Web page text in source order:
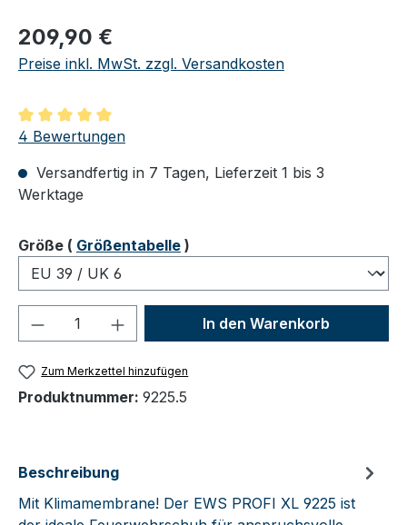
Regulärer Preis:
209,90 €
Preise inkl. MwSt. zzgl. Versandkosten
Durchschnittliche Bewertung von 5 von 5 Sternen
4 Bewertungen
Versandfertig in 7 Tagen, Lieferzeit 1 bis 3
Werktage
Größeauswählen
( Größentabelle )
Produkt Anzahl: Gib denIn den Warenkorb
Zum Merkzettel hinzufügen
Produktnummer: 9225.5
Beschreibung
Mit Klimamembrane! Der EWS PROFI XL 9225 ist